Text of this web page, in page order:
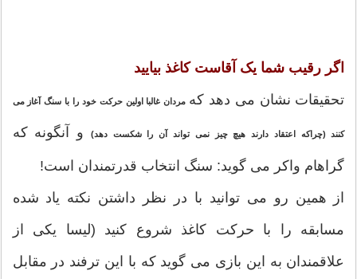
اگر رقیب شما یک آقاست کاغذ بیایید
تحقیقات نشان می دهد که مردان غالبا اولین حرکت خود را با سنگ آغاز می
کنند (چراکه اعتقاد دارند هیچ چیز نمی تواند آن را شکست دهد) و آنگونه که
گراهام واکر می گوید: سنگ انتخاب قدرتمندان است!
از همین رو می توانید با در نظر داشتن نکته یاد شده
مسابقه را با حرکت کاغذ شروع کنید (لیسا یکی از
علاقمندان به این بازی می گوید که با این ترفند در مقابل